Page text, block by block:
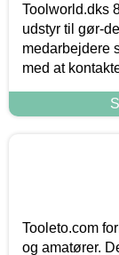
Toolworld.dks
udstyr til gør-
medarbejdere
med at
Tooleto.com
og amatører.